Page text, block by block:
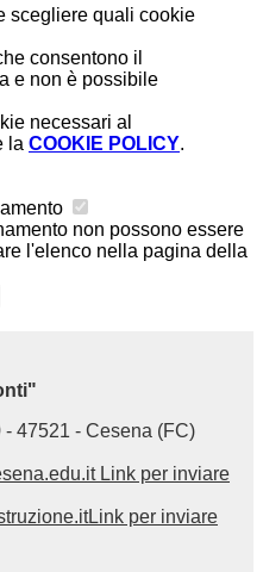
scegliere quali cookie
consentono il
e non è possibile
necessari al
la COOKIE POLICY.
non possono essere
l'elenco nella pagina della
47521 - Cesena (FC)
Link per inviare
Link per inviare